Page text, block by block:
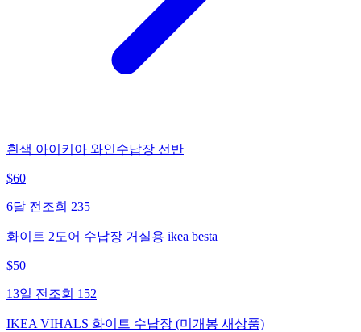
흰색 아이키아 와인수납장 선반
$60
6달 전 조회 235
화이트 2도어 수납장 거실용 ikea besta
$50
13일 전 조회 152
IKEA VIHALS 화이트 수납장 (미개봉 새상품)